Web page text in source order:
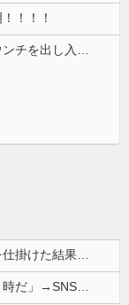
！！！
【前編】 嫁が芸能人と密会。嫁にボイレコを仕掛けた結果まさかの
【外国人問題】 小野田紀美大臣「議論すべき時だ」→SNS「まだ議論もしてなかったんだ...」→小野田大臣「これが進歩状況です」めちゃくちゃ仕事して...